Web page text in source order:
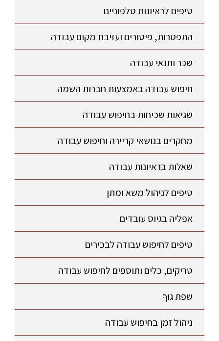
טיפים לראיונות טלפוניים
התפטרות, פיטורים ועזיבת מקום עבודה
שכר ותנאי עבודה
חיפוש עבודה באמצעות חברות השמה
שגיאות שכיחות בחיפוש עבודה
מחקרים בנושאי קריירה וחיפוש עבודה
שאלות בראיונות עבודה
טיפים לניהול משא ומתן
אפליה בגיוס עובדים
טיפים לחיפוש עבודה לבכירים
טריקים, כלים ותוספים לחיפוש עבודה
שפת גוף
ניהול זמן בחיפוש עבודה